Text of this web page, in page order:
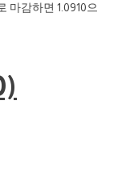
마감하면 1.0910으